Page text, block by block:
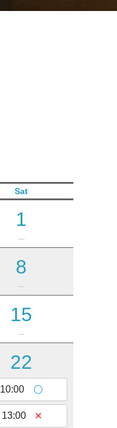
Sat
1
8
15
22
10:00
13:00